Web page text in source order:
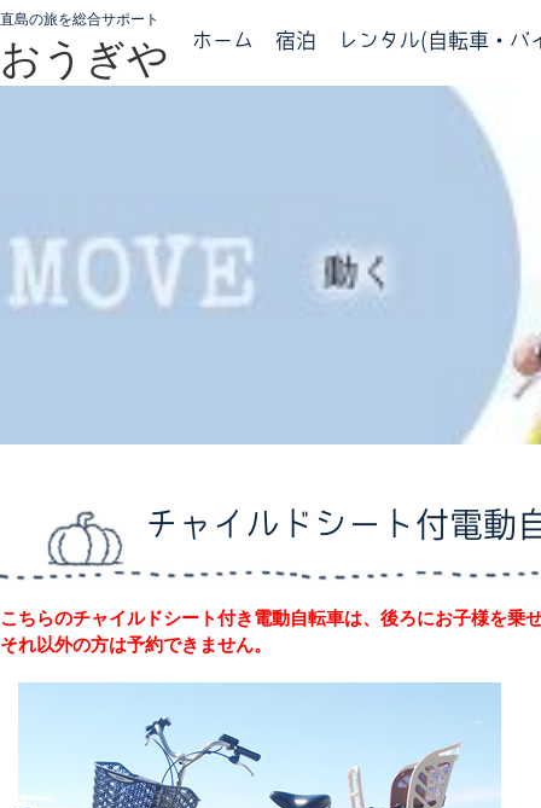
直島の旅を総合サポート
おうぎや ホーム 宿泊 レンタル(自転車・バ
チャイルドシート付
こちらのチャイルドシート付き電動自転車は、後ろにお子様を乗
それ以外の方は予約できません。